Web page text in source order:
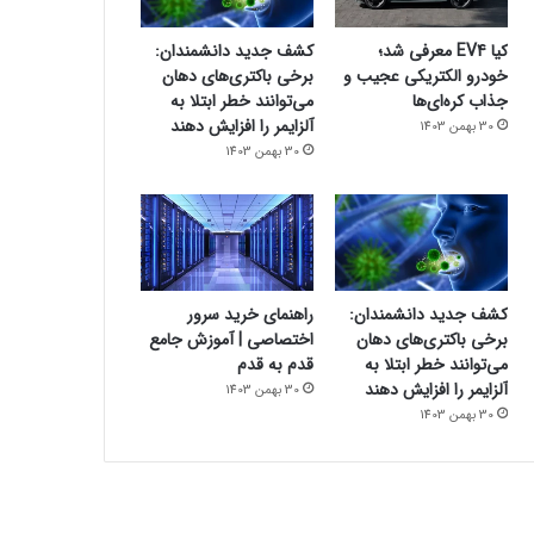
کیا EV4 معرفی شد؛
خودرو الکتریکی عجیب و
جذاب کره‌ای‌ها
30 بهمن 1403
کشف جدید دانشمندان:
برخی باکتری‌های دهان
می‌توانند خطر ابتلا به
آلزایمر را افزایش دهند
30 بهمن 1403
کشف جدید دانشمندان:
برخی باکتری‌های دهان
می‌توانند خطر ابتلا به
آلزایمر را افزایش دهند
30 بهمن 1403
راهنمای خرید سرور
اختصاصی | آموزش جامع
قدم به قدم
30 بهمن 1403